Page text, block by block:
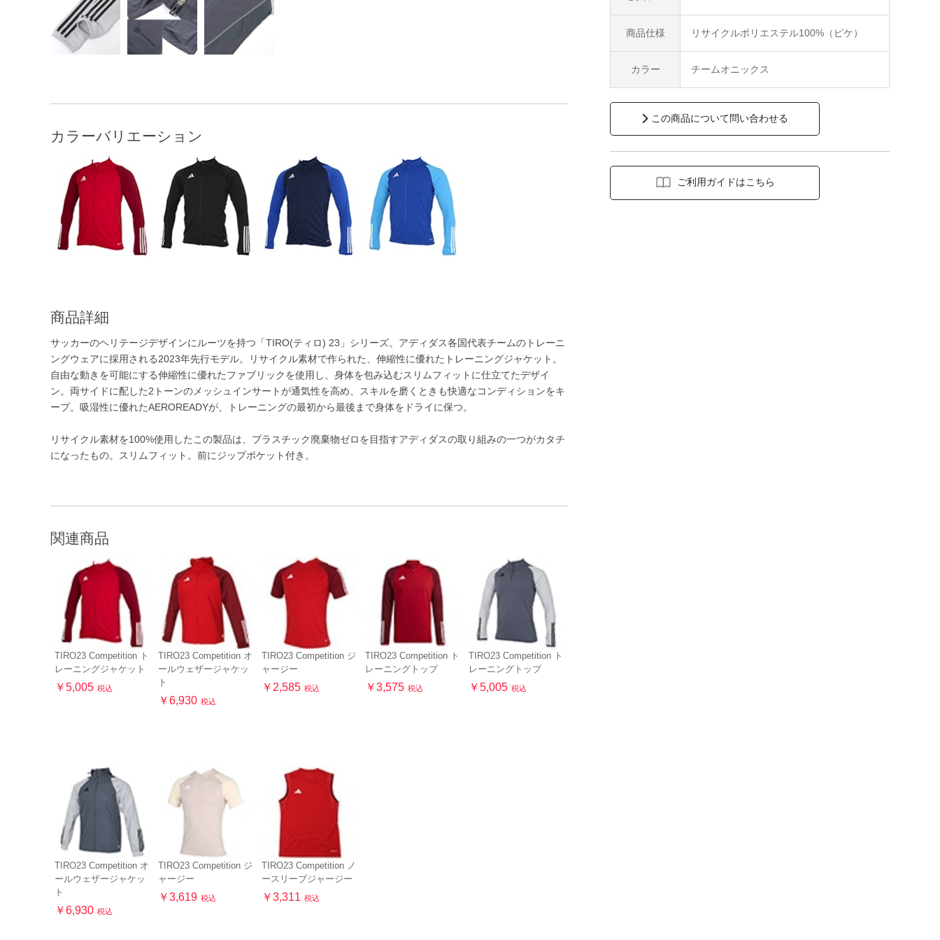
カラーバリエーション
商品詳細
サッカーのヘリテージデザインにルーツを持つ「TIRO(ティロ) 23」シリーズ。アディダス各国代表チームのトレーニ
ングウェアに採用される2023年先行モデル。リサイクル素材で作られた、伸縮性に優れたトレーニングジャケット。
自由な動きを可能にする伸縮性に優れたファブリックを使用し、身体を包み込むスリムフィットに仕立てたデザイ
ン。両サイドに配した2トーンのメッシュインサートが通気性を高め、スキルを磨くときも快適なコンディションをキ
ープ。吸湿性に優れたAEROREADYが、トレーニングの最初から最後まで身体をドライに保つ。
リサイクル素材を100%使用したこの製品は、プラスチック廃棄物ゼロを目指すアディダスの取り組みの一つがカタチ
になったもの。スリムフィット。前にジップポケット付き。
関連商品
TIRO23 Competition ト
レーニングジャケット
￥5,005 税込
TIRO23 Competition オ
ールウェザージャケッ
ト
￥6,930 税込
TIRO23 Competition ジ
ャージー
￥2,585 税込
TIRO23 Competition ト
レーニングトップ
￥3,575 税込
TIRO23 Competition ト
レーニングトップ
￥5,005 税込
TIRO23 Competition オ
ールウェザージャケッ
ト
￥6,930 税込
TIRO23 Competition ジ
ャージー
￥3,619 税込
TIRO23 Competition ノ
ースリーブジャージー
￥3,311 税込
商品仕様 リサイクルポリエステル100%（ピケ）
カラー チームオニックス
この商品について問い合わせる
ご利用ガイドはこちら